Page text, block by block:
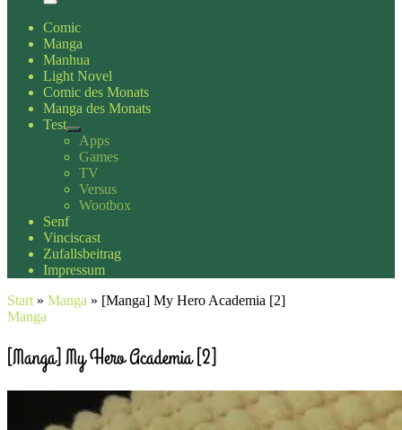
Menü
Comic
Manga
Manhua
Light Novel
Comic des Monats
Manga des Monats
Test
Apps
Games
TV
Versus
Wootbox
Senf
Vinciscast
Zufallsbeitrag
Impressum
Start » Manga » [Manga] My Hero Academia [2]
Manga
[Manga] My Hero Academia [2]